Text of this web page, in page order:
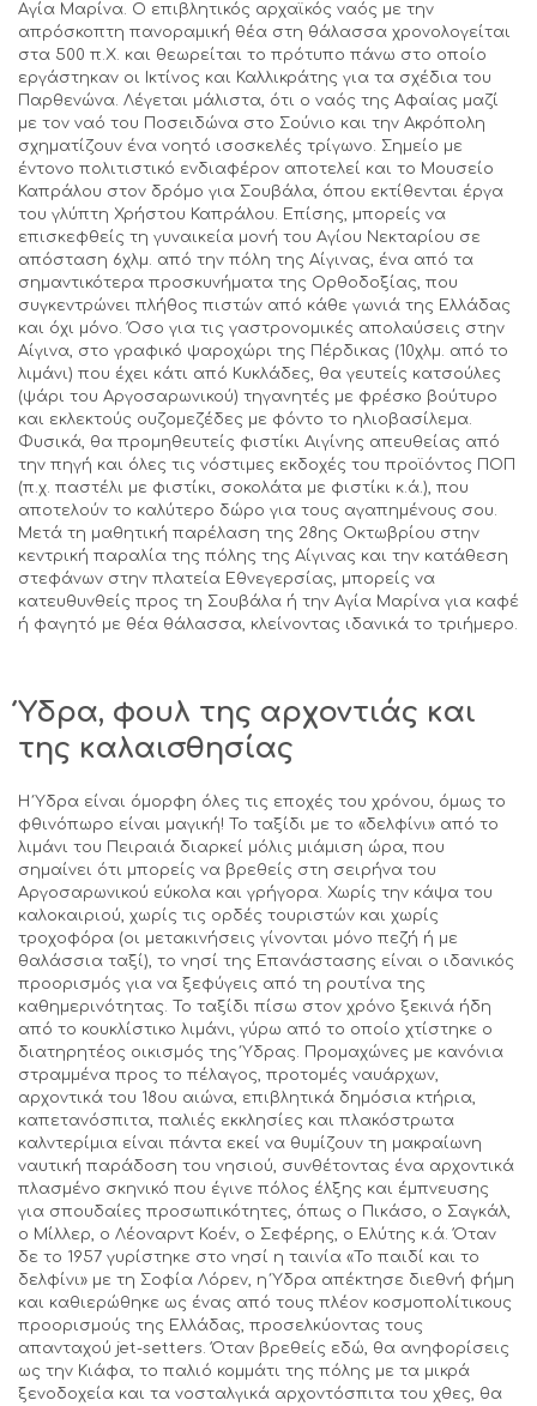
Αγία Μαρίνα. Ο επιβλητικός αρχαϊκός ναός με την
απρόσκοπτη πανοραμική θέα στη θάλασσα χρονολογείται
στα 500 π.Χ. και θεωρείται το πρότυπο πάνω στο οποίο
εργάστηκαν οι Ικτίνος και Καλλικράτης για τα σχέδια του
Παρθενώνα. Λέγεται μάλιστα, ότι ο ναός της Αφαίας μαζί
με τον ναό του Ποσειδώνα στο Σούνιο και την Ακρόπολη
σχηματίζουν ένα νοητό ισοσκελές τρίγωνο. Σημείο με
έντονο πολιτιστικό ενδιαφέρον αποτελεί και το Μουσείο
Καπράλου στον δρόμο για Σουβάλα, όπου εκτίθενται έργα
του γλύπτη Χρήστου Καπράλου. Επίσης, μπορείς να
επισκεφθείς τη γυναικεία μονή του Αγίου Νεκταρίου σε
απόσταση 6χλμ. από την πόλη της Αίγινας, ένα από τα
σημαντικότερα προσκυνήματα της Ορθοδοξίας, που
συγκεντρώνει πλήθος πιστών από κάθε γωνιά της Ελλάδας
και όχι μόνο. Όσο για τις γαστρονομικές απολαύσεις στην
Αίγινα, στο γραφικό ψαροχώρι της Πέρδικας (10χλμ. από το
λιμάνι) που έχει κάτι από Κυκλάδες, θα γευτείς κατσούλες
(ψάρι του Αργοσαρωνικού) τηγανητές με φρέσκο βούτυρο
και εκλεκτούς ουζομεζέδες με φόντο το ηλιοβασίλεμα.
Φυσικά, θα προμηθευτείς φιστίκι Αιγίνης απευθείας από
την πηγή και όλες τις νόστιμες εκδοχές του προϊόντος ΠΟΠ
(π.χ. παστέλι με φιστίκι, σοκολάτα με φιστίκι κ.ά.), που
αποτελούν το καλύτερο δώρο για τους αγαπημένους σου.
Μετά τη μαθητική παρέλαση της 28ης Οκτωβρίου στην
κεντρική παραλία της πόλης της Αίγινας και την κατάθεση
στεφάνων στην πλατεία Εθνεγερσίας, μπορείς να
κατευθυνθείς προς τη Σουβάλα ή την Αγία Μαρίνα για καφέ
ή φαγητό με θέα θάλασσα, κλείνοντας ιδανικά το τριήμερο.
Ύδρα, φουλ της αρχοντιάς και
της καλαισθησίας
Η Ύδρα είναι όμορφη όλες τις εποχές του χρόνου, όμως το
φθινόπωρο είναι μαγική! Το ταξίδι με το «δελφίνι» από το
λιμάνι του Πειραιά διαρκεί μόλις μιάμιση ώρα, που
σημαίνει ότι μπορείς να βρεθείς στη σειρήνα του
Αργοσαρωνικού εύκολα και γρήγορα. Χωρίς την κάψα του
καλοκαιριού, χωρίς τις ορδές τουριστών και χωρίς
τροχοφόρα (οι μετακινήσεις γίνονται μόνο πεζή ή με
θαλάσσια ταξί), το νησί της Επανάστασης είναι ο ιδανικός
προορισμός για να ξεφύγεις από τη ρουτίνα της
καθημερινότητας. Το ταξίδι πίσω στον χρόνο ξεκινά ήδη
από το κουκλίστικο λιμάνι, γύρω από το οποίο χτίστηκε ο
διατηρητέος οικισμός της Ύδρας. Προμαχώνες με κανόνια
στραμμένα προς το πέλαγος, προτομές ναυάρχων,
αρχοντικά του 18ου αιώνα, επιβλητικά δημόσια κτήρια,
καπετανόσπιτα, παλιές εκκλησίες και πλακόστρωτα
καλντερίμια είναι πάντα εκεί να θυμίζουν τη μακραίωνη
ναυτική παράδοση του νησιού, συνθέτοντας ένα αρχοντικά
πλασμένο σκηνικό που έγινε πόλος έλξης και έμπνευσης
για σπουδαίες προσωπικότητες, όπως ο Πικάσο, ο Σαγκάλ,
ο Μίλλερ, o Λέοναρντ Κοέν, ο Σεφέρης, ο Ελύτης κ.ά. Όταν
δε το 1957 γυρίστηκε στο νησί η ταινία «Το παιδί και το
δελφίνι» με τη Σοφία Λόρεν, η Ύδρα απέκτησε διεθνή φήμη
και καθιερώθηκε ως ένας από τους πλέον κοσμοπολίτικους
προορισμούς της Ελλάδας, προσελκύοντας τους
απανταχού jet-setters. Όταν βρεθείς εδώ, θα ανηφορίσεις
ως την Κιάφα, το παλιό κομμάτι της πόλης με τα μικρά
ξενοδοχεία και τα νοσταλγικά αρχοντόσπιτα του χθες, θα